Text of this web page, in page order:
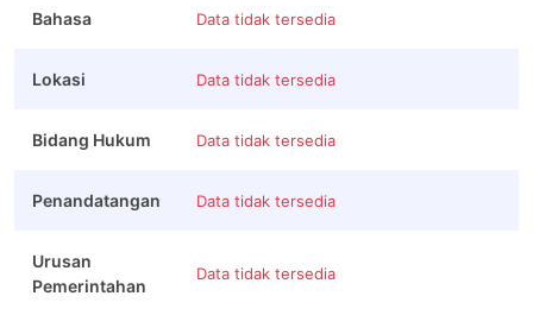
Bahasa Data tidak tersedia
Lokasi Data tidak tersedia
Bidang Hukum Data tidak tersedia
Penandatangan Data tidak tersedia
Urusan
Pemerintahan
Data tidak tersedia